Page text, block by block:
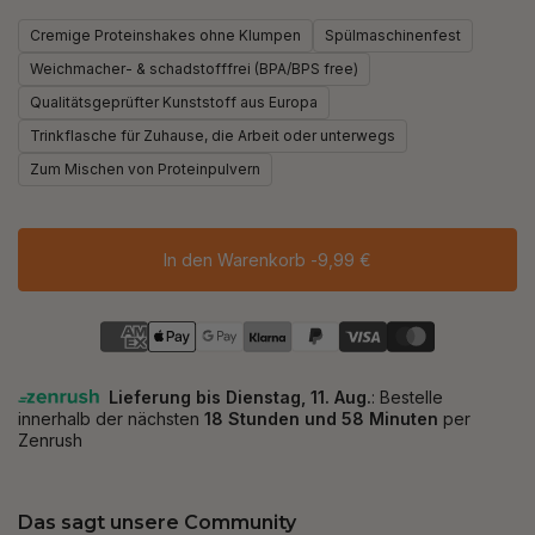
Cremige Proteinshakes ohne Klumpen
Spülmaschinenfest
Weichmacher- & schadstofffrei (BPA/BPS free)
Qualitätsgeprüfter Kunststoff aus Europa
Trinkflasche für Zuhause, die Arbeit oder unterwegs
Zum Mischen von Proteinpulvern
In den Warenkorb -9,99 €
Das sagt unsere Community